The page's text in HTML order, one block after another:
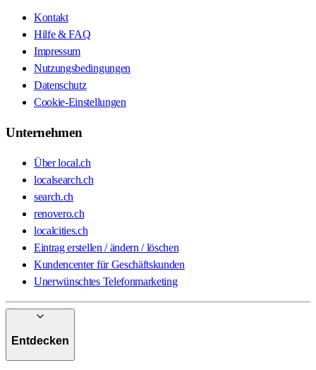
Kontakt
Hilfe & FAQ
Impressum
Nutzungsbedingungen
Datenschutz
Cookie-Einstellungen
Unternehmen
Über local.ch
localsearch.ch
search.ch
renovero.ch
localcities.ch
Eintrag erstellen / ändern / löschen
Kundencenter für Geschäftskunden
Unerwünschtes Telefonmarketing
Entdecken